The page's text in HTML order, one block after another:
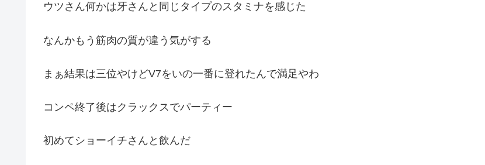
ウツさん何かは牙さんと同じタイプのスタミナを感じた
なんかもう筋肉の質が違う気がする
まぁ結果は三位やけどV7をいの一番に登れたんで満足やわ
コンペ終了後はクラックスでパーティー
初めてショーイチさんと飲んだ